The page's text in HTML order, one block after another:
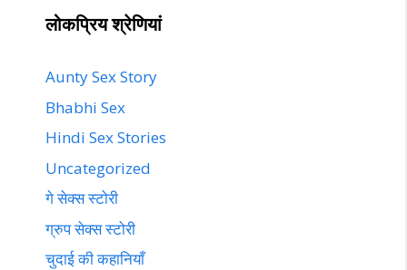
लोकप्रिय श्रेणियां
Aunty Sex Story
Bhabhi Sex
Hindi Sex Stories
Uncategorized
गे सेक्स स्टोरी
ग्रुप सेक्स स्टोरी
चुदाई की कहानियाँ